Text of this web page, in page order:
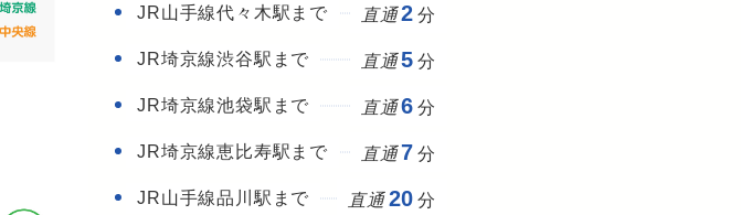
JR山手線代々木駅まで 直通2 分
JR埼京線渋谷駅まで 直通5 分
JR埼京線池袋駅まで 直通6 分
JR埼京線恵比寿駅まで 直通7 分
JR山手線品川駅まで 直通 20 分